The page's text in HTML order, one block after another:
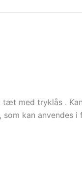
tæt med tryklås .
kan anvendes i